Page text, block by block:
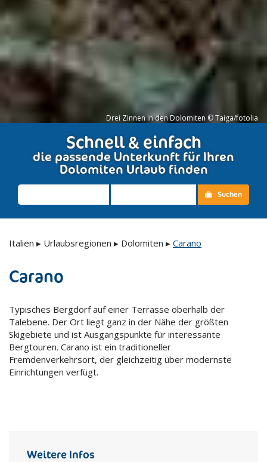
Drei Zinnen in den Dolomiten © Taiga/fotolia
Schnell & einfach
die passende Unterkunft für Ihren
Dolomiten Urlaub finden
Suchen
Italien ▸ Urlaubsregionen ▸ Dolomiten ▸ Carano
Carano
Typisches Bergdorf auf einer Terrasse oberhalb der
Talebene. Der Ort liegt ganz in der Nähe der größten
Skigebiete und ist Ausgangspunkte für interessante
Bergtouren. Carano ist ein traditioneller
Fremdenverkehrsort, der gleichzeitig über modernste
Einrichtungen verfügt.
Weitere Infos